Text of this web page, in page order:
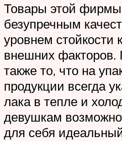
Товары этой
безупречным
уровнем стойкости
внешних факторов.
также то, что на
продукции всегда
лака в тепле и
девушкам
для себя